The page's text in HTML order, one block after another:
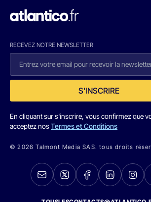
RECEVEZ NOTRE NEWSLETTER
S'INSCRIRE
En cliquant sur s'inscrire, vous confirmez que
acceptez nosTermes et Conditions
© 2026 Talmont Media SAS. tous droits